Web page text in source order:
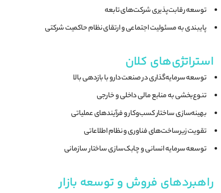
توسعه رقابت‌پذیری شرکت‌های تابعه
پایبندی به مسئولیت اجتماعی و ارتقای نظام حاکمیت شرکتی
استراتژی‌های کلان
توسعه سرمایه‌گذاری در صنعت دارو با بازدهی بالا
تنوع‌بخشی به منابع مالی داخلی و خارجی
بهینه‌سازی ساختار کسب‌وکار و فرآیندهای عملیاتی
تقویت زیرساخت‌های فناوری و نظام اطلاعاتی
توسعه سرمایه انسانی و چابک‌سازی ساختار سازمانی
راهبردهای فروش و توسعه بازار